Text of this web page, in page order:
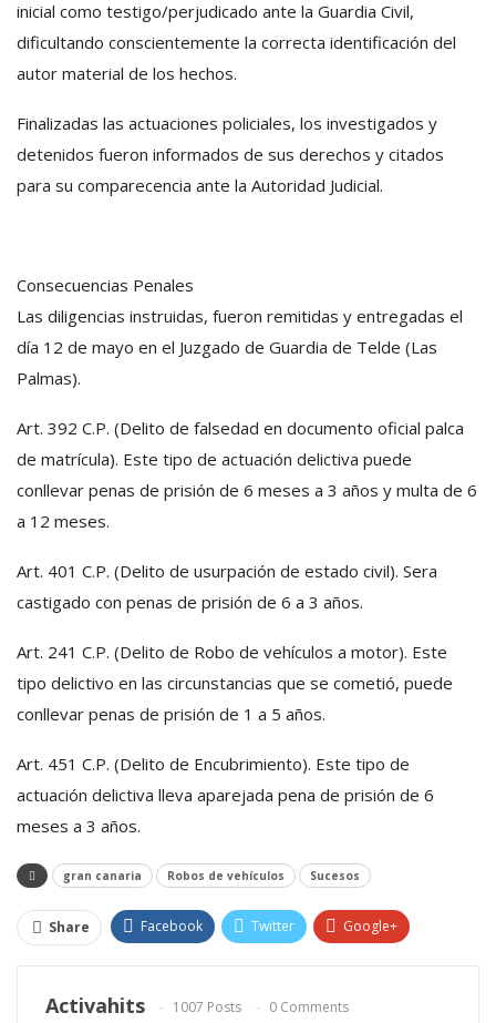
inicial como testigo/perjudicado ante la Guardia Civil,
dificultando conscientemente la correcta identificación del
autor material de los hechos.
Finalizadas las actuaciones policiales, los investigados y
detenidos fueron informados de sus derechos y citados
para su comparecencia ante la Autoridad Judicial.
Consecuencias Penales
Las diligencias instruidas, fueron remitidas y entregadas el
día 12 de mayo en el Juzgado de Guardia de Telde (Las
Palmas).
Art. 392 C.P. (Delito de falsedad en documento oficial palca
de matrícula). Este tipo de actuación delictiva puede
conllevar penas de prisión de 6 meses a 3 años y multa de 6
a 12 meses.
Art. 401 C.P. (Delito de usurpación de estado civil). Sera
castigado con penas de prisión de 6 a 3 años.
Art. 241 C.P. (Delito de Robo de vehículos a motor). Este
tipo delictivo en las circunstancias que se cometió, puede
conllevar penas de prisión de 1 a 5 años.
Art. 451 C.P. (Delito de Encubrimiento). Este tipo de
actuación delictiva lleva aparejada pena de prisión de 6
meses a 3 años.
gran canaria Robos de vehículos Sucesos
Share Facebook Twitter Google+
Email
Activahits 1007 Posts 0 Comments